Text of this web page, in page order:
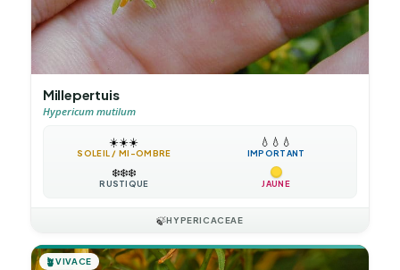
Millepertuis
Hypericum mutilum
☀️☀️☀️
SOLEIL / MI-OMBRE
💧 💧 💧
IMPORTANT
❄️❄️❄️
RUSTIQUE JAUNE
🍃HYPERICACEAE
🪴VIVACE